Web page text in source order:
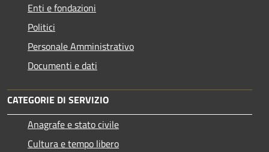
Enti e fondazioni
Politici
Personale Amministrativo
Documenti e dati
CATEGORIE DI SERVIZIO
Anagrafe e stato civile
Cultura e tempo libero